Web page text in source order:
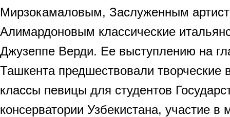
Мирзокамаловым, Заслуженным
Алимардоновым классические
Джузеппе Верди. Ее выступлению на
Ташкента предшествовали творческие
классы певицы для студентов
консерватории Узбекистана, участие в